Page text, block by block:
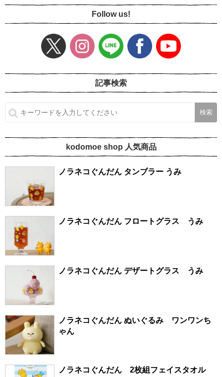
Follow us!
記事検索
kodomoe shop 人気商品
ノラネコぐんだん タンブラー うみ
ノラネコぐんだん フロートグラス うみ
ノラネコぐんだん デザートグラス うみ
ノラネコぐんだん ぬいぐるみ ワンワンち
ゃん
ノラネコぐんだん 2枚組フェイスタオル